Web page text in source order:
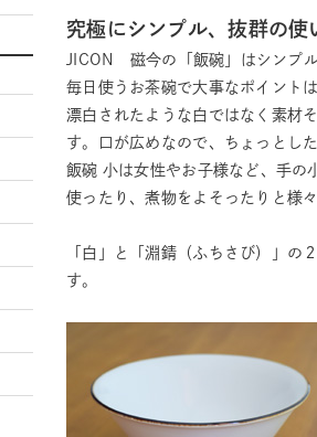
究極にシンプル、抜群の使
JICON 磁今の「飯碗」はシンプ
毎日使うお茶碗で大事なポイント
漂白されたような白ではなく素材
す。口が広めなので、ちょっとし
飯碗 小は女性やお子様など、手の
使ったり、煮物をよそったりと様
「白」と「淵錆（ふちさび）」の
す。